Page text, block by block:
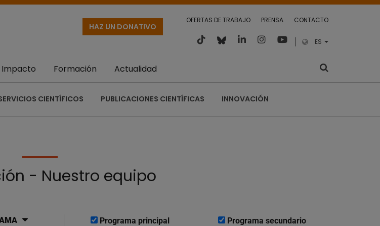
OFERTAS DE TRABAJO PRENSA CONTACTO
ES
HAZ UN DONATIVO
CIENTÍFICOS PUBLICACIONES CIENTÍFICAS INNOVACIÓN
Impacto Formación Actualidad
- Nuestro equipo
Programa principal Programa secundario